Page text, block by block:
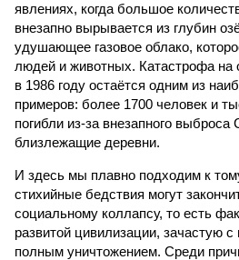
явлениях, когда большое
внезапно вырывается из глубин
удушающее газовое облако,
людей и животных. Катастрофа на
в 1986 году остаётся одним из
примеров: более 1700 человек и
погибли из-за внезапного выброса
близлежащие деревни.
И здесь мы плавно подходим к
стихийные бедствия могут
социальному коллапсу, то есть
развитой цивилизации, зачастую
полным уничтожением. Среди